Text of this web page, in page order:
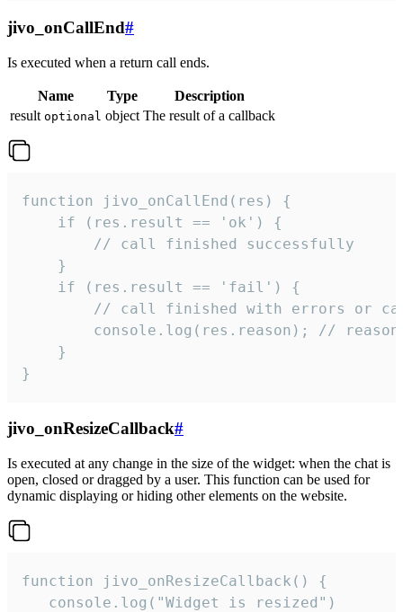
jivo_onCallEnd#
Is executed when a return call ends.
Name Type
Description
result optional object The result of a callback
function jivo_onCallEnd(res) {
    if (res.result == 'ok') {
        // call finished successfully
    }
    if (res.result == 'fail') {
// call finished with errors or
console.log(res.reason); //
    }
}
jivo_onResizeCallback#
Is executed at any change in the size of the widget: when the chat is
open, closed or dragged by a user. This function can be used for
dynamic displaying or hiding other elements on the website.
function jivo_onResizeCallback() {
   console.log("Widget is resized")